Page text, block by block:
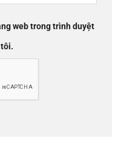
web trong trình duyệt